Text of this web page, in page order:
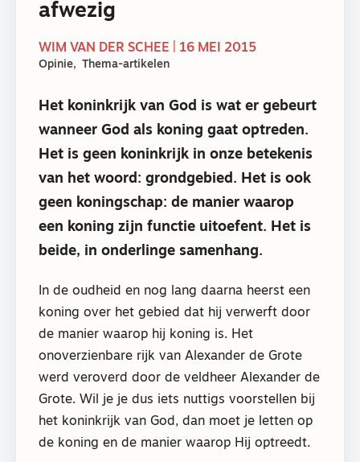
afwezig
WIM VAN DER SCHEE | 16 MEI 2015
Opinie Thema-artikelen
Het koninkrijk van God is wat er gebeurt
wanneer God als koning gaat optreden.
Het is geen koninkrijk in onze betekenis
van het woord: grondgebied. Het is ook
geen koningschap: de manier waarop
een koning zijn functie uitoefent. Het is
beide, in onderlinge samenhang.
In de oudheid en nog lang daarna heerst een
koning over het gebied dat hij verwerft door
de manier waarop hij koning is. Het
onoverzienbare rijk van Alexander de Grote
werd veroverd door de veldheer Alexander de
Grote. Wil je je dus iets nuttigs voorstellen bij
het koninkrijk van God, dan moet je letten op
de koning en de manier waarop Hij optreedt.